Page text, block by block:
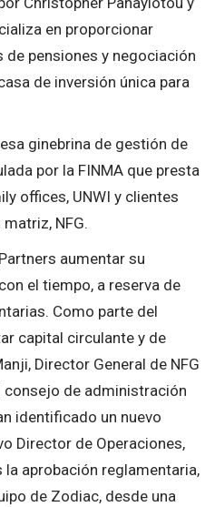
en proporcionar
pensiones y negociación
de inversión única para
ginebrina de gestión de
por la FINMA que presta
offices, UNWI y clientes
NFG.
aumentar su
el tiempo, a reserva de
Como parte del
capital circulante y de
Director General de NFG
consejo de administración
identificado un nuevo
Director de Operaciones,
aprobación reglamentaria,
de Zodiac, desde una